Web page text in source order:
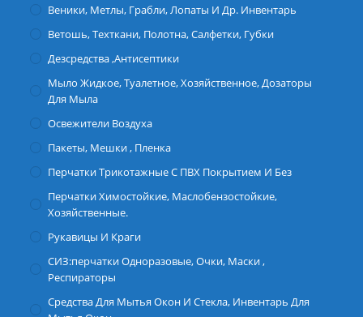
Веники, Метлы, Грабли, Лопаты И Др. Инвентарь
Ветошь, Техткани, Полотна, Салфетки, Губки
Дезсредства ,антисептики
Мыло Жидкое, Туалетное, Хозяйственное, Дозаторы
Для Мыла
Освежители Воздуха
Пакеты, Мешки , Пленка
Перчатки Трикотажные С ПВХ Покрытием И Без
Перчатки Химостойкие, Маслобензостойкие,
Хозяйственные.
Рукавицы И Краги
СИЗ:перчатки Одноразовые, Очки, Маски ,
Респираторы
Средства Для Мытья Окон И Стекла, Инвентарь Для